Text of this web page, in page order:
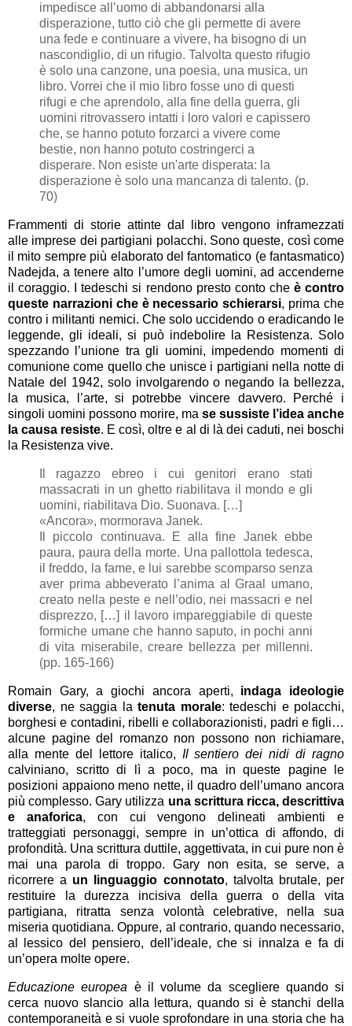
impedisce all’uomo di abbandonarsi alla
disperazione, tutto ciò che gli permette di avere
una fede e continuare a vivere, ha bisogno di un
nascondiglio, di un rifugio. Talvolta questo rifugio
è solo una canzone, una poesia, una musica, un
libro. Vorrei che il mio libro fosse uno di questi
rifugi e che aprendolo, alla fine della guerra, gli
uomini ritrovassero intatti i loro valori e capissero
che, se hanno potuto forzarci a vivere come
bestie, non hanno potuto costringerci a
disperare. Non esiste un'arte disperata: la
disperazione è solo una mancanza di talento. (p.
70)
Frammenti di storie attinte dal libro vengono inframezzati
alle imprese dei partigiani polacchi. Sono queste, così come
il mito sempre più elaborato del fantomatico (e fantasmatico)
Nadejda, a tenere alto l’umore degli uomini, ad accenderne
il coraggio. I tedeschi si rendono presto conto che è contro
queste narrazioni che è necessario schierarsi, prima che
contro i militanti nemici. Che solo uccidendo o eradicando le
leggende, gli ideali, si può indebolire la Resistenza. Solo
spezzando l’unione tra gli uomini, impedendo momenti di
comunione come quello che unisce i partigiani nella notte di
Natale del 1942, solo involgarendo o negando la bellezza,
la musica, l’arte, si potrebbe vincere davvero. Perché i
singoli uomini possono morire, ma se sussiste l’idea anche
la causa resiste. E così, oltre e al di là dei caduti, nei boschi
la Resistenza vive.
Il ragazzo ebreo i cui genitori erano stati
massacrati in un ghetto riabilitava il mondo e gli
uomini, riabilitava Dio. Suonava. […]
«Ancora», mormorava Janek.
Il piccolo continuava. E alla fine Janek ebbe
paura, paura della morte. Una pallottola tedesca,
il freddo, la fame, e lui sarebbe scomparso senza
aver prima abbeverato l’anima al Graal umano,
creato nella peste e nell’odio, nei massacri e nel
disprezzo, […] il lavoro impareggiabile di queste
formiche umane che hanno saputo, in pochi anni
di vita miserabile, creare bellezza per millenni.
(pp. 165-166)
Romain Gary, a giochi ancora aperti, indaga ideologie
diverse, ne saggia la tenuta morale: tedeschi e polacchi,
borghesi e contadini, ribelli e collaborazionisti, padri e figli…
alcune pagine del romanzo non possono non richiamare,
alla mente del lettore italico, Il sentiero dei nidi di ragno
calviniano, scritto di lì a poco, ma in queste pagine le
posizioni appaiono meno nette, il quadro dell’umano ancora
più complesso. Gary utilizza una scrittura ricca, descrittiva
e anaforica, con cui vengono delineati ambienti e
tratteggiati personaggi, sempre in un’ottica di affondo, di
profondità. Una scrittura duttile, aggettivata, in cui pure non è
mai una parola di troppo. Gary non esita, se serve, a
ricorrere a un linguaggio connotato, talvolta brutale, per
restituire la durezza incisiva della guerra o della vita
partigiana, ritratta senza volontà celebrative, nella sua
miseria quotidiana. Oppure, al contrario, quando necessario,
al lessico del pensiero, dell’ideale, che si innalza e fa di
un’opera molte opere.
Educazione europea è il volume da scegliere quando si
cerca nuovo slancio alla lettura, quando si è stanchi della
contemporaneità e si vuole sprofondare in una storia che ha